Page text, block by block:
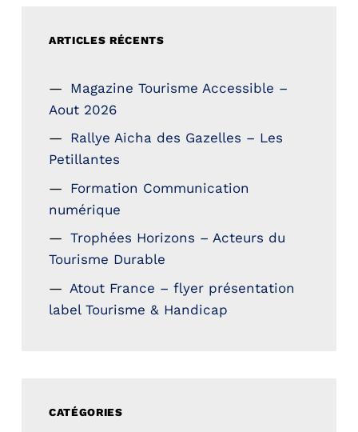
ARTICLES RÉCENTS
Magazine Tourisme Accessible –
Aout 2026
Rallye Aicha des Gazelles – Les
Petillantes
Formation Communication
numérique
Trophées Horizons – Acteurs du
Tourisme Durable
Atout France – flyer présentation
label Tourisme & Handicap
CATÉGORIES